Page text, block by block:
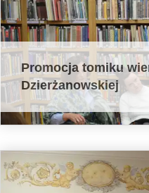
Promocja tomiku
Dzierżanowskiej